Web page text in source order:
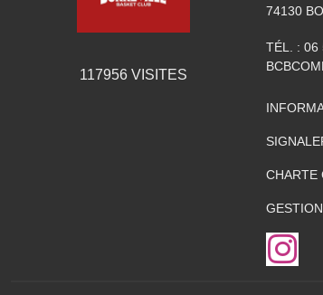
117956VISITES
74130
TÉL. : 06
CHARTE